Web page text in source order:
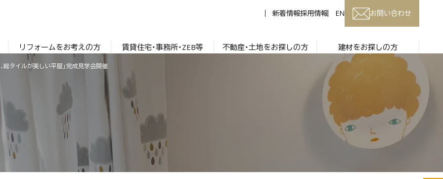
新着情報採用情報 EN お問い合わせ
リフォームをお考えの方 賃貸住宅・事務所・ZEB等 不動産・土地をお探しの方 建材をお探しの方
総タイルが美しい平屋」完成見学会開催